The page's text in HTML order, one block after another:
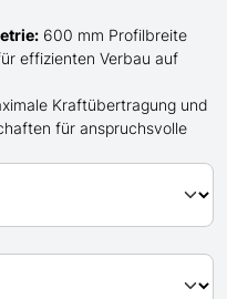
600 mm Profilbreite
effizienten Verbau auf
Kraftübertragung und
für anspruchsvolle